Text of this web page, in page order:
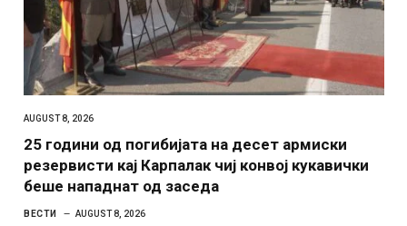
AUGUST 8, 2026
25 години од погибијата на десет армиски
резервисти кај Карпалак чиј конвој кукавички
беше нападнат од заседа
ВЕСТИ AUGUST 8, 2026